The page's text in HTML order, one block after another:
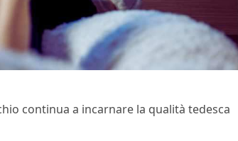
continua a incarnare la qualità tedesca